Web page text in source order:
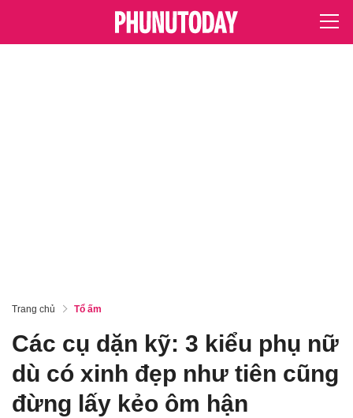
Trang chủ Tổ ấm
Các cụ dặn kỹ: 3 kiểu phụ nữ
dù có xinh đẹp như tiên cũng
đừng lấy kẻo ôm hận